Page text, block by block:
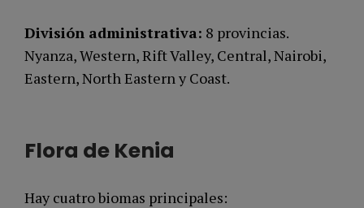
División administrativa: 8 provincias.
Nyanza, Western, Rift Valley, Central, Nairobi,
Eastern, North Eastern y Coast.
Flora de Kenia
Hay cuatro biomas principales: